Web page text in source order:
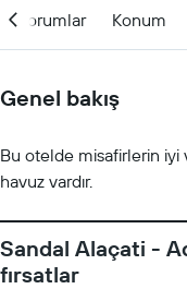
Yorumlar Konum
Genel bakış
Bu otelde misafirlerin iyi
havuz vardır.
Sandal Alaçati -
fırsatlar